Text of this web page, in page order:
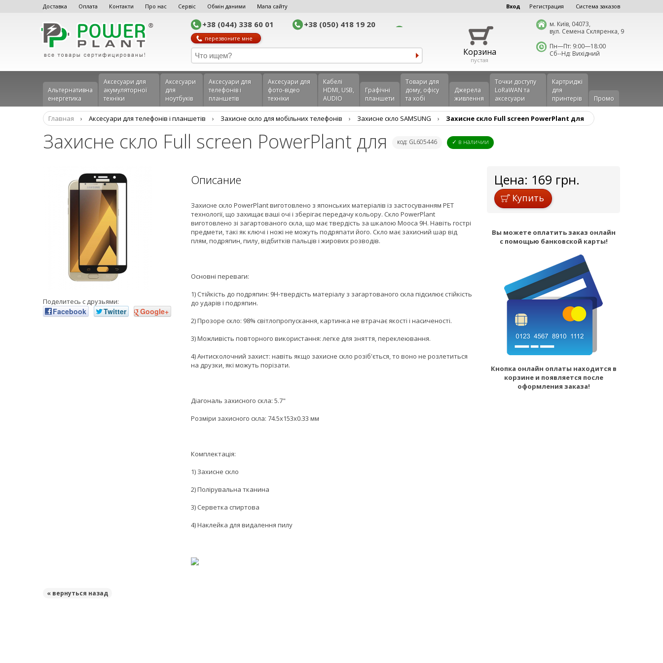
Доставка Оплата Контакти Про нас Сервіс Обмін даними Мапа сайту Вход Регистрация Система заказов
+38 (044) 338 60 01 +38 (050) 418 19 20
перезвоните мне
Корзина
пустая
м. Київ, 04073,
вул. Семена Скляренка, 9
Пн—Пт: 9:00—18:00
Сб--Нд: Вихідний
Альтернативна
енергетика
Аксесуари для
акумуляторної
техніки
Аксесуари
для
ноутбуків
Аксеcуари для
телефонів і
планшетів
Аксесуари для
фото-відео
техніки
Кабелі
HDMI, USB,
AUDIO
Графічні
планшети
Товари для
дому, офісу
та хобі
Джерела
живлення
Точки доступу
LoRaWAN та
аксесуари
Картриджі
для
принтерів
Промо
Главная › Аксеcуари для телефонів і планшетів › Захисне скло для мобільних телефонів › Захисне скло SAMSUNG › Захисне скло Full screen PowerPlant для
Захисне скло Full screen PowerPlant для код: GL605446 ✓ в наличии
Поделитесь с друзьями:
Facebook Twitter Google+
Описание
Захисне скло PowerPlant виготовлено з японських матеріалів із застосуванням PET
технології, що захищає ваші очі і зберігає передачу кольору. Скло PowerPlant
виготовлено зі загартованого скла, що має твердість за шкалою Мооса 9H. Навіть гострі
предмети, такі як ключі і ножі не можуть подряпати його. Скло має захисний шар від
плям, подряпин, пилу, відбитків пальців і жирових розводів.
Основні переваги:
1) Стійкість до подряпин: 9H-твердість матеріалу з загартованого скла підсилює стійкість
до ударів і подряпин.
2) Прозоре скло: 98% світлопропускання, картинка не втрачає якості і насиченості.
3) Можливість повторного використання: легке для зняття, переклеювання.
4) Антисколочний захист: навіть якщо захисне скло розіб'ється, то воно не розлетиться
на друзки, які можуть порізати.
Діагональ захисного скла: 5.7"
Розміри захисного скла: 74.5x153x0.33 мм
Комплектація:
1) Захисне скло
2) Полірувальна тканина
3) Серветка спиртова
4) Наклейка для видалення пилу
Цена: 169 грн.
Купить
Вы можете оплатить заказ онлайн
с помощью банковской карты!
Кнопка онлайн оплаты находится в
корзине и появляется после
оформления заказа!
« вернуться назад